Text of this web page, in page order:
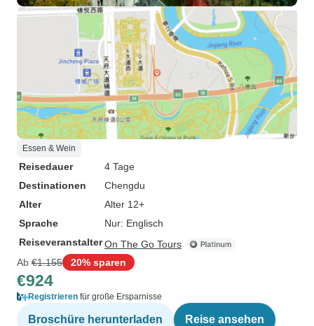
Chengdu 成都
hat Leo einen
Reiseplan für
mehreren Ideen
denen wir
half mir, mich in
Chengdu
einschließlich
Chengdu.
richtig gut essen
Essen & Wein
Reisedauer
4 Tage
Destinationen
Chengdu
Alter
Alter 12+
Sprache
Nur: Englisch
ReiseveranstalterOn The Go Tours
Ab €1.155 20% sparen
€924
Registrieren für große Ersparnisse
Broschüre herunterladen Reise ansehen